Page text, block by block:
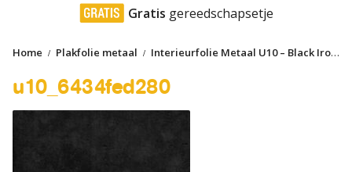
Glitter
Natuursteen
Gratis gereedschapsetje
Home Plakfolie metaal
Interieurfolie Metaal U10 – Black Iron
u10_6434fed280